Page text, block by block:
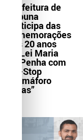
Prefeitura de
Itabuna
participa das
comemorações
dos 20 anos
da Lei Maria
da Penha com
Pit-Stop
“Samáforo
Delas”